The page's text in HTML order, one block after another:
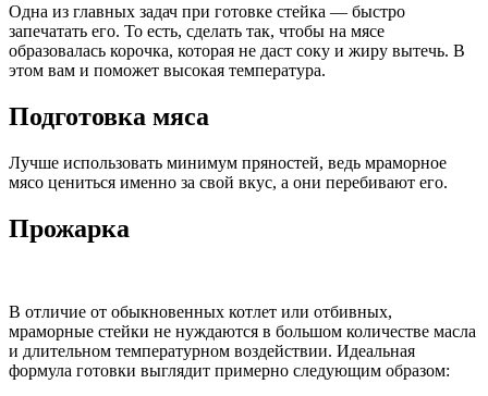
Одна из главных задач при готовке стейка — быстро
запечатать его. То есть, сделать так, чтобы на мясе
образовалась корочка, которая не даст соку и жиру вытечь. В
этом вам и поможет высокая температура.
Подготовка мяса
Лучше использовать минимум пряностей, ведь мраморное
мясо цениться именно за свой вкус, а они перебивают его.
Прожарка
В отличие от обыкновенных котлет или отбивных,
мраморные стейки не нуждаются в большом количестве масла
и длительном температурном воздействии. Идеальная
формула готовки выглядит примерно следующим образом: